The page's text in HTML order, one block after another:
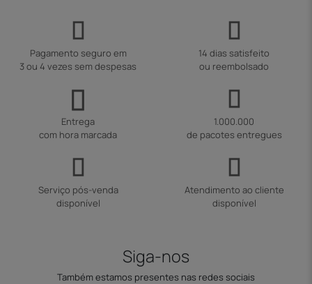
Pagamento seguro em
3 ou 4 vezes sem despesas
14 dias satisfeito
ou reembolsado
Entrega
com hora marcada
1.000.000
de pacotes entregues
Serviço pós-venda
disponível
Atendimento ao cliente
disponível
Siga-nos
Também estamos presentes nas redes sociais